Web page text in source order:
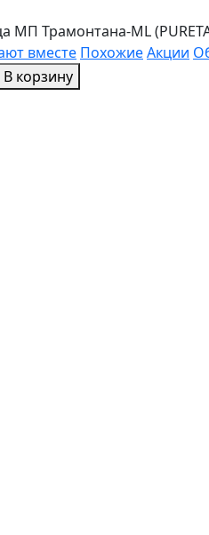
МП Трамонтана-ML
вместе ПохожиеАкции
В корзину